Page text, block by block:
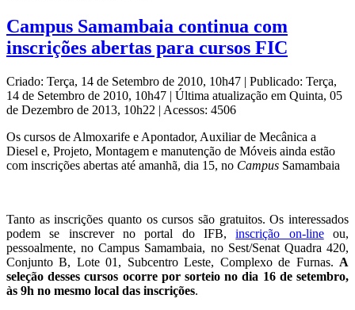
Campus Samambaia continua com
inscrições abertas para cursos FIC
Criado: Terça, 14 de Setembro de 2010, 10h47 | Publicado: Terça,
14 de Setembro de 2010, 10h47 | Última atualização em Quinta, 05
de Dezembro de 2013, 10h22 | Acessos: 4506
Os cursos de Almoxarife e Apontador, Auxiliar de Mecânica a
Diesel e, Projeto, Montagem e manutenção de Móveis ainda estão
com inscrições abertas até amanhã, dia 15, no Campus Samambaia
Tanto as inscrições quanto os cursos são gratuitos. Os interessados
podem se inscrever no portal do IFB,inscrição on-lineou,
pessoalmente, no Campus Samambaia, no Sest/Senat Quadra 420,
Conjunto B, Lote 01, Subcentro Leste, Complexo de Furnas. A
seleção desses cursos ocorre por sorteio no dia 16 de setembro,
às 9h no mesmo local das inscrições.